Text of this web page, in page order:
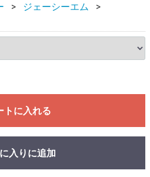
ジェーシーエム
トに入れる
入りに追加